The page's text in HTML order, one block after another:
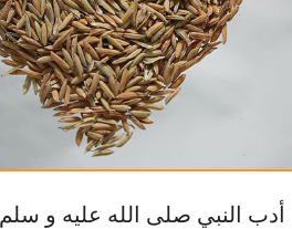
أدب النبي صلى الله عليه و